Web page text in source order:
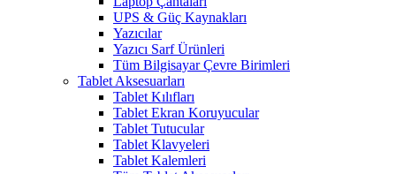
UPS & Güç Kaynakları
Yazıcılar
Yazıcı Sarf Ürünleri
Tüm Bilgisayar Çevre Birimleri
Tablet Aksesuarları
Tablet Kılıfları
Tablet Ekran Koruyucular
Tablet Tutucular
Tablet Klavyeleri
Tablet Kalemleri